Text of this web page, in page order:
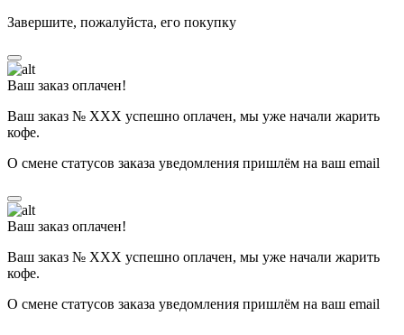
Завершите, пожалуйста, его покупку
Ваш заказ оплачен!
Ваш заказ № ХХХ успешно оплачен, мы уже начали жарить
кофе.
О смене статусов заказа уведомления пришлём на ваш email
Ваш заказ оплачен!
Ваш заказ № ХХХ успешно оплачен, мы уже начали жарить
кофе.
О смене статусов заказа уведомления пришлём на ваш email